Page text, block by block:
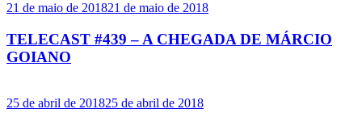
21 de maio de 201821 de maio de 2018
TELECAST #439 – A CHEGADA DE MÁRCIO
GOIANO
25 de abril de 201825 de abril de 2018